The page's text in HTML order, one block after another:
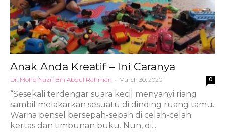
Anak Anda Kreatif – Ini Caranya
Dr. Mohd Nazri Bin Abdul Rahman - March 30, 2020 0
“Sesekali terdengar suara kecil menyanyi riang
sambil melakarkan sesuatu di dinding ruang tamu.
Warna pensel bersepah-sepah di celah-celah
kertas dan timbunan buku. Nun, di...